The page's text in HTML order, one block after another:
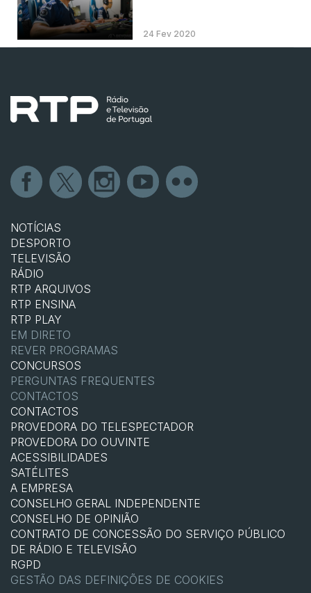
24 Fev 2020
NOTÍCIAS
DESPORTO
TELEVISÃO
RÁDIO
RTP ARQUIVOS
RTP ENSINA
RTP PLAY
EM DIRETO
REVER PROGRAMAS
CONCURSOS
PERGUNTAS FREQUENTES
CONTACTOS
CONTACTOS
PROVEDORA DO TELESPECTADOR
PROVEDORA DO OUVINTE
ACESSIBILIDADES
SATÉLITES
A EMPRESA
CONSELHO GERAL INDEPENDENTE
CONSELHO DE OPINIÃO
CONTRATO DE CONCESSÃO DO SERVIÇO PÚBLICO
DE RÁDIO E TELEVISÃO
RGPD
GESTÃO DAS DEFINIÇÕES DE COOKIES